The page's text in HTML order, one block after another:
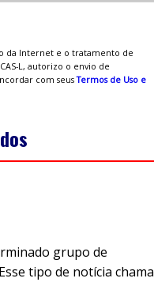
da Internet e o tratamento de
L, autorizo o envio de
com seusTermos de Uso e
grupo de
tipo de notícia chama